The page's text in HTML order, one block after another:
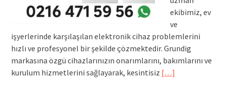
ekibimiz, ev
ve
işyerlerinde karşılaşılan elektronik cihaz problemlerini
hızlı ve profesyonel bir şekilde çözmektedir. Grundig
markasına özgü cihazlarınızın onarımlarını, bakımlarını ve
kurulum hizmetlerini sağlayarak, kesintisiz […]